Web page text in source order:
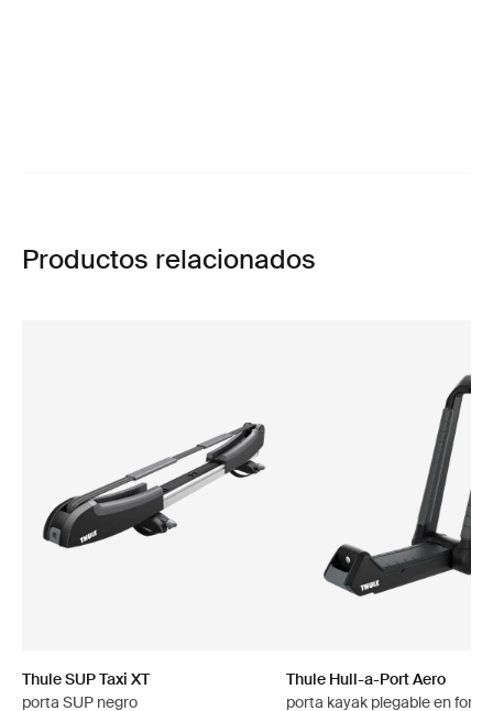
Productos relacionados
Thule SUP Taxi XT
porta SUP negro
Thule Hull-a-Port Aero
porta kayak plegable en